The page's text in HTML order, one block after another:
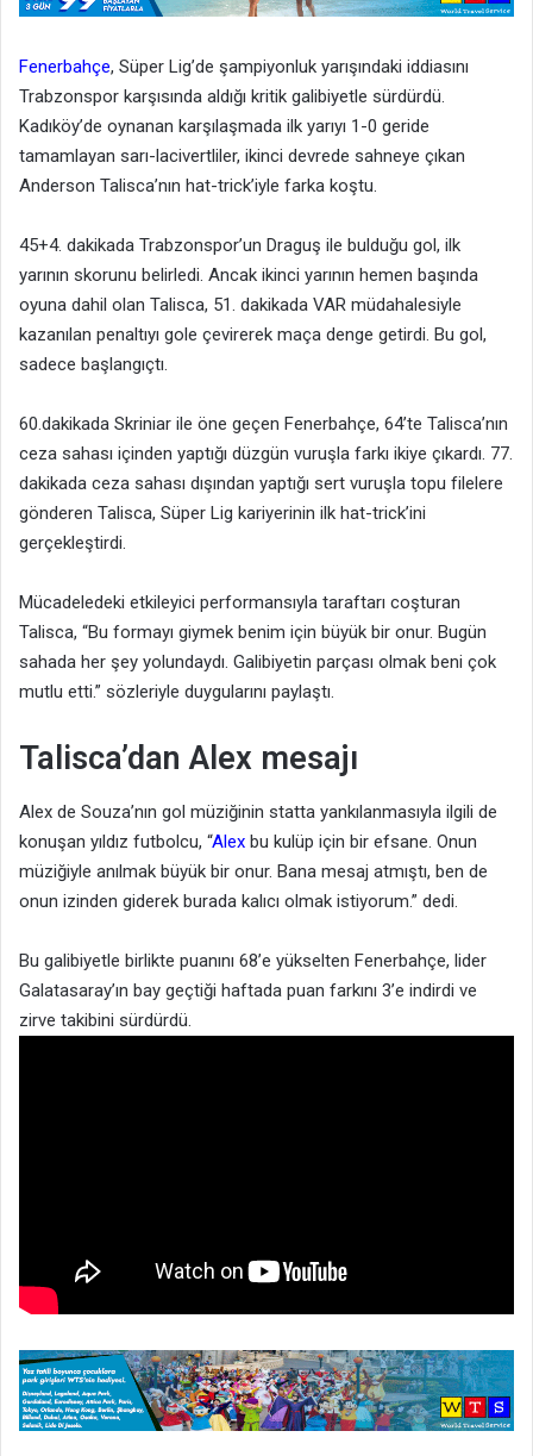
Fenerbahçe, Süper Lig’de şampiyonluk yarışındaki iddiasını
Trabzonspor karşısında aldığı kritik galibiyetle sürdürdü.
Kadıköy’de oynanan karşılaşmada ilk yarıyı 1-0 geride
tamamlayan sarı-lacivertliler, ikinci devrede sahneye çıkan
Anderson Talisca’nın hat-trick’iyle farka koştu.
45+4. dakikada Trabzonspor’un Draguş ile bulduğu gol, ilk
yarının skorunu belirledi. Ancak ikinci yarının hemen başında
oyuna dahil olan Talisca, 51. dakikada VAR müdahalesiyle
kazanılan penaltıyı gole çevirerek maça denge getirdi. Bu gol,
sadece başlangıçtı.
60.dakikada Skriniar ile öne geçen Fenerbahçe, 64’te Talisca’nın
ceza sahası içinden yaptığı düzgün vuruşla farkı ikiye çıkardı. 77.
dakikada ceza sahası dışından yaptığı sert vuruşla topu filelere
gönderen Talisca, Süper Lig kariyerinin ilk hat-trick’ini
gerçekleştirdi.
Mücadeledeki etkileyici performansıyla taraftarı coşturan
Talisca, “Bu formayı giymek benim için büyük bir onur. Bugün
sahada her şey yolundaydı. Galibiyetin parçası olmak beni çok
mutlu etti.” sözleriyle duygularını paylaştı.
Talisca’dan Alex mesajı
Alex de Souza’nın gol müziğinin statta yankılanmasıyla ilgili de
konuşan yıldız futbolcu, “Alex bu kulüp için bir efsane. Onun
müziğiyle anılmak büyük bir onur. Bana mesaj atmıştı, ben de
onun izinden giderek burada kalıcı olmak istiyorum.” dedi.
Bu galibiyetle birlikte puanını 68’e yükselten Fenerbahçe, lider
Galatasaray’ın bay geçtiği haftada puan farkını 3’e indirdi ve
zirve takibini sürdürdü.